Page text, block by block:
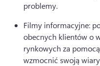
problemy.
Filmy informacyjne:
obecnych klientów o
rynkowych za pomocą
wzmocnić swoją